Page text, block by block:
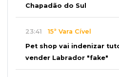
Chapadão do Sul
23:41 15ª Vara Cível
Pet shop vai indenizar
vender Labrador "fake"